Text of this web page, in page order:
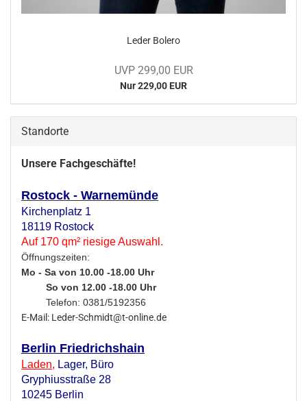
Leder Bo­le­ro
UVP 299,00 EUR
Nur 229,00 EUR
Standorte
Unsere Fachgeschäfte!
Rostock - Warnemünde
Kirchenplatz 1
18119 Rostock
Auf 170 qm² riesige Auswahl.
Öffnungszeiten:
Mo - Sa von 10.00 -18.00 Uhr
So von 12.00 -18.00 Uhr
Telefon: 0381/5192356
E-Mail: Leder-Schmidt@t-online.de
Berlin Friedrichshain
Laden, Lager, Büro
Gryphiusstraße 28
10245 Berlin